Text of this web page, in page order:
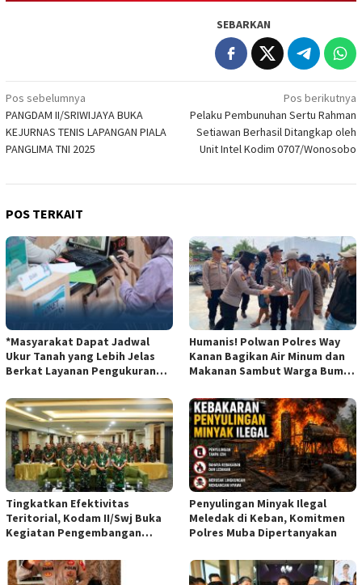
SEBARKAN
Navigasi
pos
Pos sebelumnya
PANGDAM II/SRIWIJAYA BUKA
KEJURNAS TENIS LAPANGAN PIALA
PANGLIMA TNI 2025
Pos berikutnya
Pelaku Pembunuhan Sertu Rahman
Setiawan Berhasil Ditangkap oleh
Unit Intel Kodim 0707/Wonosobo
POS TERKAIT
*Masyarakat Dapat Jadwal
Ukur Tanah yang Lebih Jelas
Berkat Layanan Pengukuran
Humanis! Polwan Polres Way
Kanan Bagikan Air Minum dan
Makanan Sambut Warga Bumi
Tingkatkan Efektivitas
Teritorial, Kodam II/Swj Buka
Kegiatan Pengembangan
Apkowil TA 2026*
Penyulingan Minyak Ilegal
Meledak di Keban, Komitmen
Polres Muba Dipertanyakan